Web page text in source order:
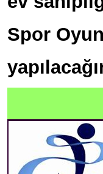
Spor